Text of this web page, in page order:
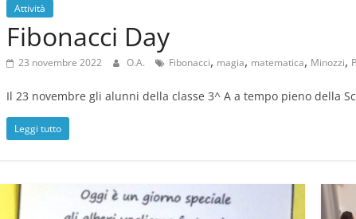
Attività
Fibonacci Day
23 novembre 2022 O.A. Fibonacci, magia, matematica, Minozzi,
Il 23 novembre gli alunni della classe 3^ A a tempo pieno della
Leggi tutto